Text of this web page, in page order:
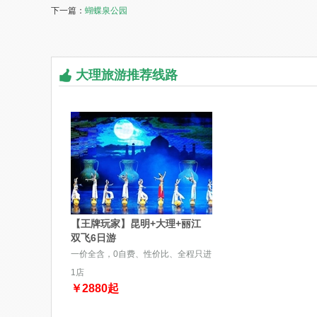
下一篇： 蝴蝶泉公园
大理旅游推荐线路
【王牌玩家】昆明+大理+丽江
双飞6日游
一价全含，0自费、性价比、全程只进
1店
￥2880起